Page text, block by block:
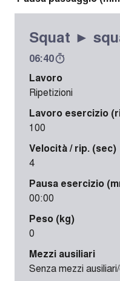
Squat ►
06:40
Lavoro
Ripetizioni
Lavoro esercizio
100
Velocità / rip. (sec)
4
Pausa esercizio
00:00
Peso (kg)
0
Mezzi ausiliari
Senza mezzi